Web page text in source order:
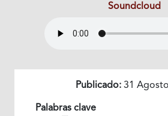
Soundcloud
Publicado: 31
Palabras clave